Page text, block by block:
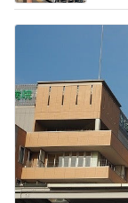
台風直撃の時に連
Amebaトピックス
コメ